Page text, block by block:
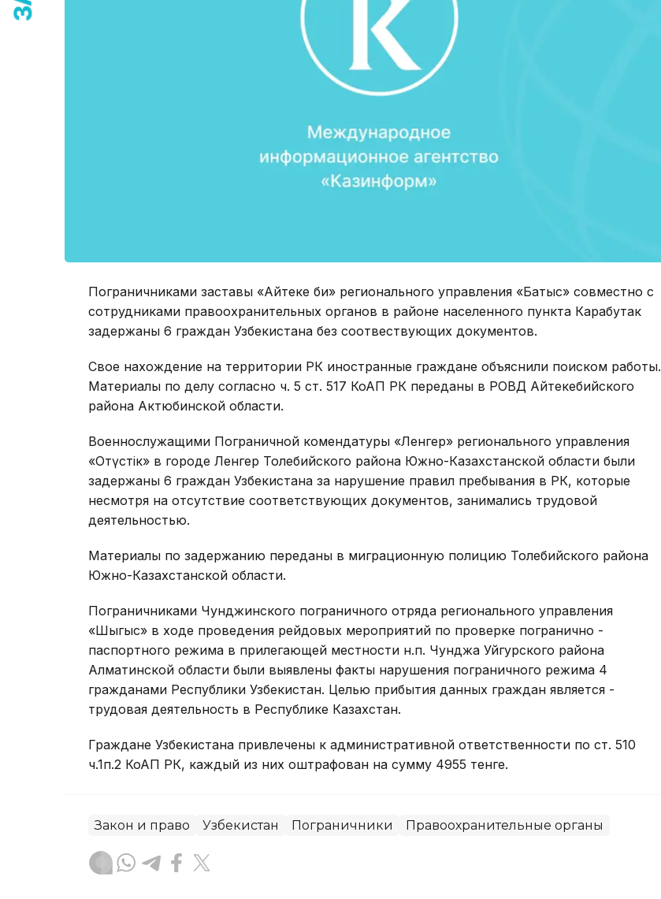
Пограничниками заставы «Айтеке би» регионального управления «Батыс» совместно с
сотрудниками правоохранительных органов в районе населенного пункта Карабутак
задержаны 6 граждан Узбекистана без соотвествующих документов.
Свое нахождение на территории РК иностранные граждане объяснили поиском работы.
Материалы по делу согласно ч. 5 ст. 517 КоАП РК переданы в РОВД Айтекебийского
района Актюбинской области.
Военнослужащими Пограничной комендатуры «Ленгер» регионального управления
«Оңтүстік» в городе Ленгер Толебийского района Южно-Казахстанской области были
задержаны 6 граждан Узбекистана за нарушение правил пребывания в РК, которые
несмотря на отсутствие соответствующих документов, занимались трудовой
деятельностью.
Материалы по задержанию переданы в миграционную полицию Толебийского района
Южно-Казахстанской области.
Пограничниками Чунджинского пограничного отряда регионального управления
«Шыгыс» в ходе проведения рейдовых мероприятий по проверке погранично -
паспортного режима в прилегающей местности н.п. Чунджа Уйгурского района
Алматинской области были выявлены факты нарушения пограничного режима 4
гражданами Республики Узбекистан. Целью прибытия данных граждан является -
трудовая деятельность в Республике Казахстан.
Граждане Узбекистана привлечены к административной ответственности по ст. 510
ч.1п.2 КоАП РК, каждый из них оштрафован на сумму 4955 тенге.
Закон и право Узбекистан Пограничники Правоохранительные органы